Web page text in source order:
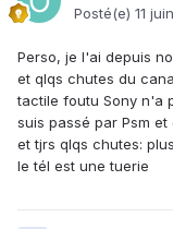
Posté(e) 11
Perso, je l'ai depuis
et qlqs chutes du
tactile foutu Sony n'a
suis passé par Psm
et tjrs qlqs chutes:
le tél est une tuerie